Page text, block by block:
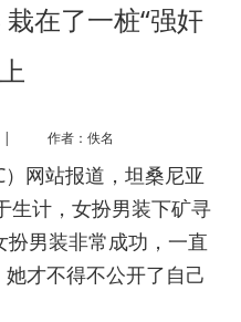
在了一桩“强奸
作者：佚名
网站报道，坦桑尼亚
生计，女扮男装下矿寻
男装非常成功，一直
才不得不公开了自己